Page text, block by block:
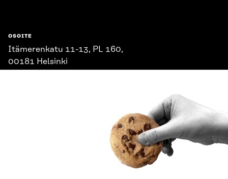
OSOITE
Itämerenkatu 11-13, PL 160,
00181 Helsinki